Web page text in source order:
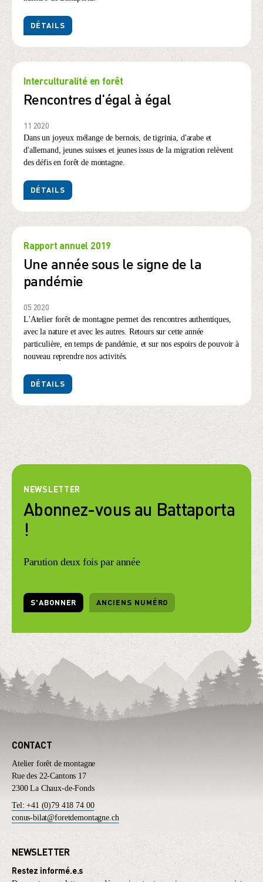
DÉTAILS
Interculturalité en forêt
Rencontres d'égal à égal
11 2020
Dans un joyeux mélange de bernois, de tigrinia, d'arabe et
d'allemand, jeunes suisses et jeunes issus de la migration relèvent
des défis en forêt de montagne.
DÉTAILS
Rapport annuel 2019
Une année sous le signe de la
pandémie
05 2020
L'Atelier forêt de montagne permet des rencontres authentiques,
avec la nature et avec les autres. Retours sur cette année
particulière, en temps de pandémie, et sur nos espoirs de pouvoir à
nouveau reprendre nos activités.
DÉTAILS
NEWSLETTER
Abonnez-vous au Battaporta
!
Parution deux fois par année
S'ABONNER ANCIENS NUMÉRO
CONTACT
Atelier forêt de montagne
Rue des 22-Cantons 17
2300 La Chaux-de-Fonds
Tel: +41 (0)79 418 74 00
conus-bilat@foretdemontagne.ch
NEWSLETTER
Restez informé.e.s